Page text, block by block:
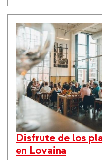
Disfrute de los
en Lovaina